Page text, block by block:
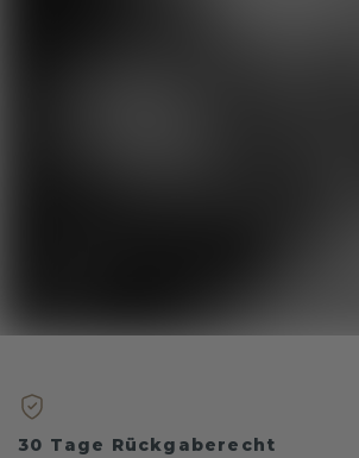
30 Tage Rückgaberecht